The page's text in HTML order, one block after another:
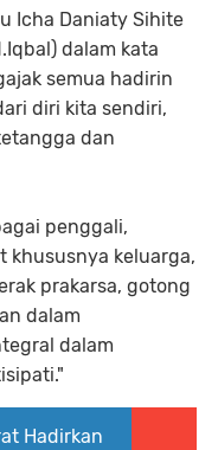
Icha Daniaty Sihite
dalam kata
semua hadirin
diri kita sendiri,
dan
penggali,
khususnya keluarga,
prakarsa, gotong
dalam
dalam
Hadirkan